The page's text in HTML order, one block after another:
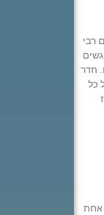
רבי
חדר
כל
אחת